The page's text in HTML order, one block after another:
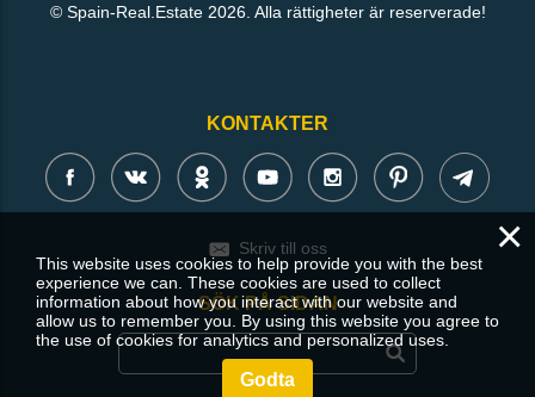
© Spain-Real.Estate 2026. Alla rättigheter är reserverade!
KONTAKTER
Skriv till oss
SÖK PÅ SIDAN
×
This website uses cookies to help provide you with the best
experience we can. These cookies are used to collect
information about how you interact with our website and
allow us to remember you. By using this website you agree to
the use of cookies for analytics and personalized uses.
Godta